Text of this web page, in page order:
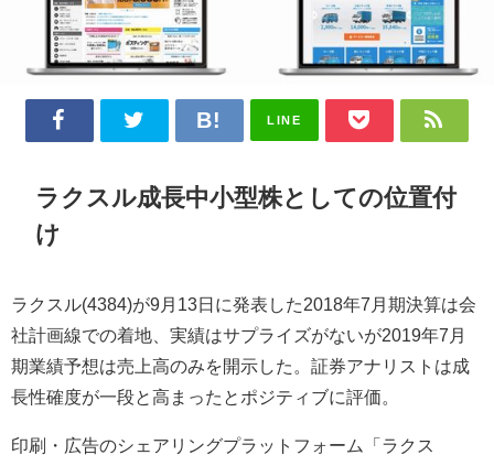
LINE
ラクスル成長中小型株としての位置付
け
ラクスル(4384)が9月13日に発表した2018年7月期決算は会
社計画線での着地、実績はサプライズがないが2019年7月
期業績予想は売上高のみを開示した。証券アナリストは成
長性確度が一段と高まったとポジティブに評価。
印刷・広告のシェアリングプラットフォーム「ラクス